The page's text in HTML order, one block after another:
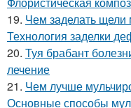
19. Чем заделать
Технология заделки
20. Туя брабант
лечение
21. Чем лучше
Основные способы